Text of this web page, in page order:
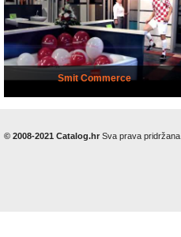
Smit Commerce
© 2008-2021 Catalog.hr Sva prava pridržana.